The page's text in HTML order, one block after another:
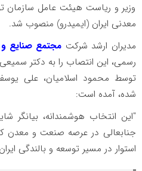
وزیر و ریاست هیئت عامل سازمان
معدنی ایران (ایمیدرو) منصوب شد.
مدیران ارشد شرکت مجتمع صنایع
رسمی، این انتصاب را به دکتر
توسط محمود اسلامیان، علی
شده، آمده است:
"این انتخاب هوشمندانه، بیانگر
جنابعالی در عرصه صنعت و معدن
استوار در مسیر توسعه و بالندگی